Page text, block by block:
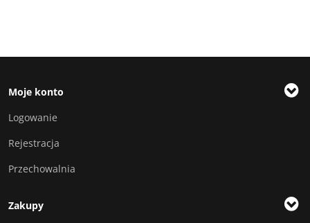
Moje konto
Logowanie
Rejestracja
Przechowalnia
Zakupy